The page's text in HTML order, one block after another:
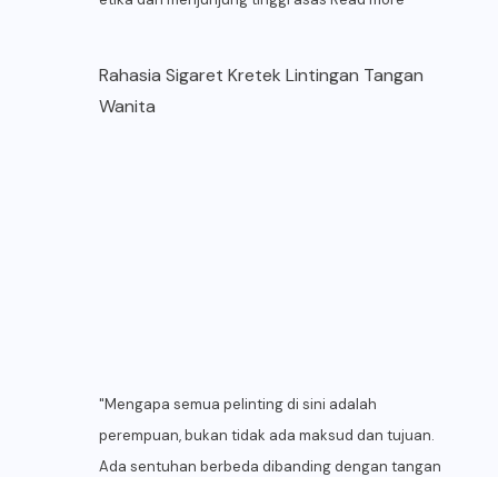
Rahasia Sigaret Kretek Lintingan Tangan
Wanita
"Mengapa semua pelinting di sini adalah
perempuan, bukan tidak ada maksud dan tujuan.
Ada sentuhan berbeda dibanding dengan tangan